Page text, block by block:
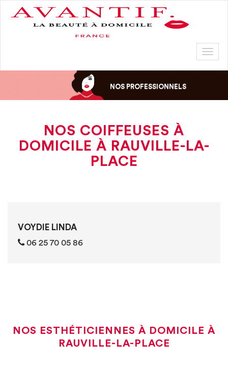
NOS PROFESSIONNELS
NOS COIFFEUSES À
DOMICILE À RAUVILLE-LA-
PLACE
VOYDIE LINDA
06 25 70 05 86
NOS ESTHÉTICIENNES À DOMICILE À
RAUVILLE-LA-PLACE